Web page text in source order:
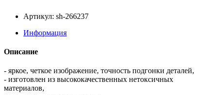
Артикул: sh-266237
Информация
Описание
- яркое, четкое изображение, точность подгонки деталей,
- изготовлен из высококачественных нетоксичных
материалов,